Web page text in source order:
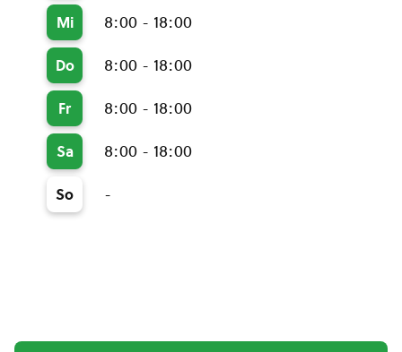
Mi 8:00 - 18:00
Do 8:00 - 18:00
Fr 8:00 - 18:00
Sa 8:00 - 18:00
So -